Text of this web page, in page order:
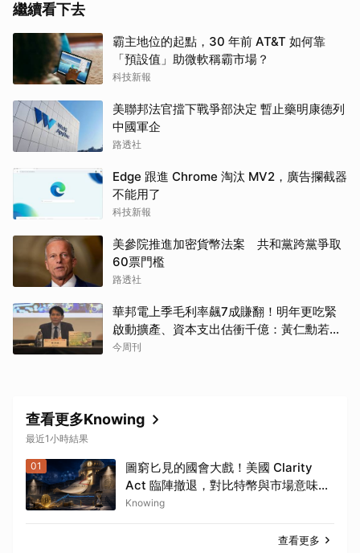
繼續看下去
霸主地位的起點，30 年前 AT&T 如何靠
「預設值」助微軟稱霸市場？
科技新報
美聯邦法官擋下戰爭部決定 暫止藥明康德列
中國軍企
路透社
Edge 跟進 Chrome 淘汰 MV2，廣告攔截器
不能用了
科技新報
美參院推進加密貨幣法案 共和黨跨黨爭取
60票門檻
路透社
華邦電上季毛利率飆7成賺翻！明年更吃緊
啟動擴產、資本支出估衝千億：黃仁勳若想
到，早入主記憶體廠
今周刊
查看更多Knowing
最近1小時結果
01
圖窮匕見的國會大戲！美國 Clarity
Act 臨陣撤退，對比特幣與市場意味著
什麼？
Knowing
查看更多